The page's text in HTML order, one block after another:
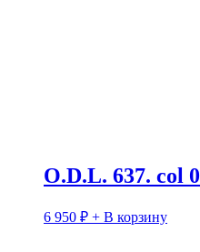
O.D.L. 637. col 0
6 950 ₽ + В корзину